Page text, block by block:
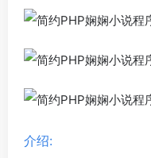
介绍: